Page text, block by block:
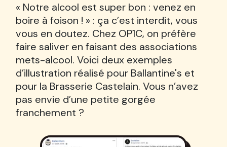
« Notre alcool est super bon : venez en
boire à foison ! » : ça c’est interdit, vous
vous en doutez. Chez OP1C, on préfère
faire saliver en faisant des associations
mets-alcool. Voici deux exemples
d’illustration réalisé pour Ballantine's et
pour la Brasserie Castelain. Vous n’avez
pas envie d’une petite gorgée
franchement ?